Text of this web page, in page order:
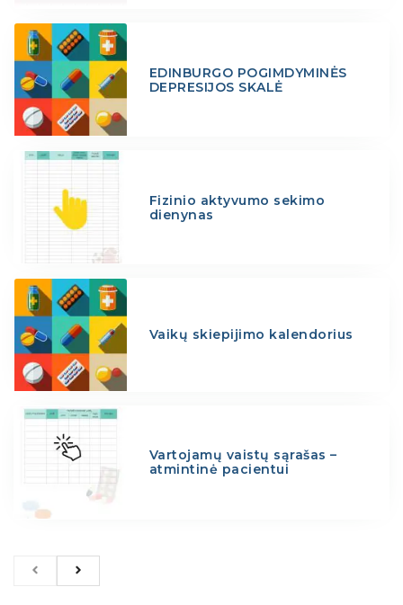
EDINBURGO POGIMDYMINĖS
DEPRESIJOS SKALĖ
Fizinio aktyvumo sekimo
dienynas
Vaikų skiepijimo kalendorius
Vartojamų vaistų sąrašas –
atmintinė pacientui